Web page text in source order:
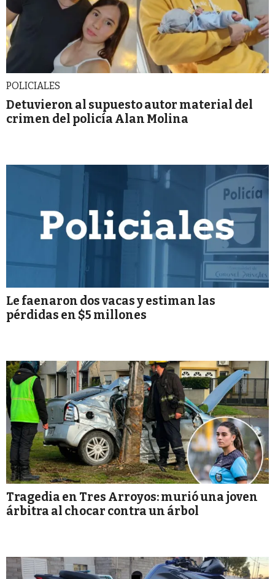
POLICIALES
Detuvieron al supuesto autor material del
crimen del policía Alan Molina
Le faenaron dos vacas y estiman las
pérdidas en $5 millones
Tragedia en Tres Arroyos: murió una joven
árbitra al chocar contra un árbol